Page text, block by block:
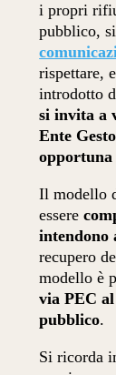
i propri
pubblico,
rispettare,
introdotto
si invita a
Ente
opportuna
Il modello
essere
intendono
recupero
modello è
via PEC
pubblico.
Si ricorda